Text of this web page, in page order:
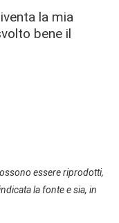
la mia
bene il
essere riprodotti,
la fonte e sia, in